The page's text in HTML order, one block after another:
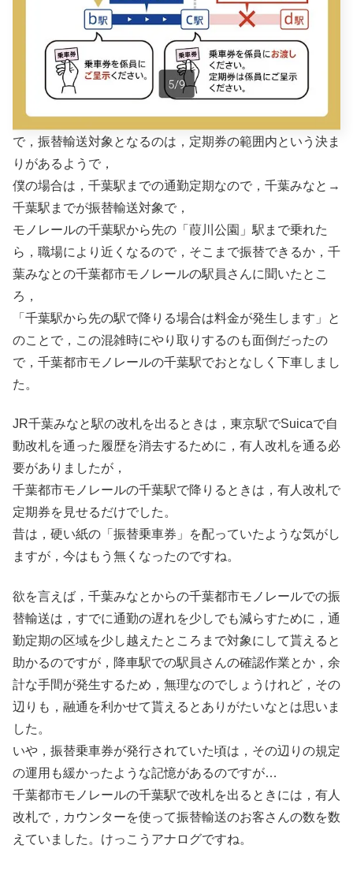
で，振替輸送対象となるのは，定期券の範囲内という決ま
りがあるようで，
僕の場合は，千葉駅までの通勤定期なので，千葉みなと→
千葉駅までが振替輸送対象で，
モノレールの千葉駅から先の「葭川公園」駅まで乗れた
ら，職場により近くなるので，そこまで振替できるか，千
葉みなとの千葉都市モノレールの駅員さんに聞いたとこ
ろ，
「千葉駅から先の駅で降りる場合は料金が発生します」と
のことで，この混雑時にやり取りするのも面倒だったの
で，千葉都市モノレールの千葉駅でおとなしく下車しまし
た。
JR千葉みなと駅の改札を出るときは，東京駅でSuicaで自
動改札を通った履歴を消去するために，有人改札を通る必
要がありましたが，
千葉都市モノレールの千葉駅で降りるときは，有人改札で
定期券を見せるだけでした。
昔は，硬い紙の「振替乗車券」を配っていたような気がし
ますが，今はもう無くなったのですね。
欲を言えば，千葉みなとからの千葉都市モノレールでの振
替輸送は，すでに通勤の遅れを少しでも減らすために，通
勤定期の区域を少し越えたところまで対象にして貰えると
助かるのですが，降車駅での駅員さんの確認作業とか，余
計な手間が発生するため，無理なのでしょうけれど，その
辺りも，融通を利かせて貰えるとありがたいなとは思いま
した。
いや，振替乗車券が発行されていた頃は，その辺りの規定
の運用も緩かったような記憶があるのですが…
千葉都市モノレールの千葉駅で改札を出るときには，有人
改札で，カウンターを使って振替輸送のお客さんの数を数
えていました。けっこうアナログですね。